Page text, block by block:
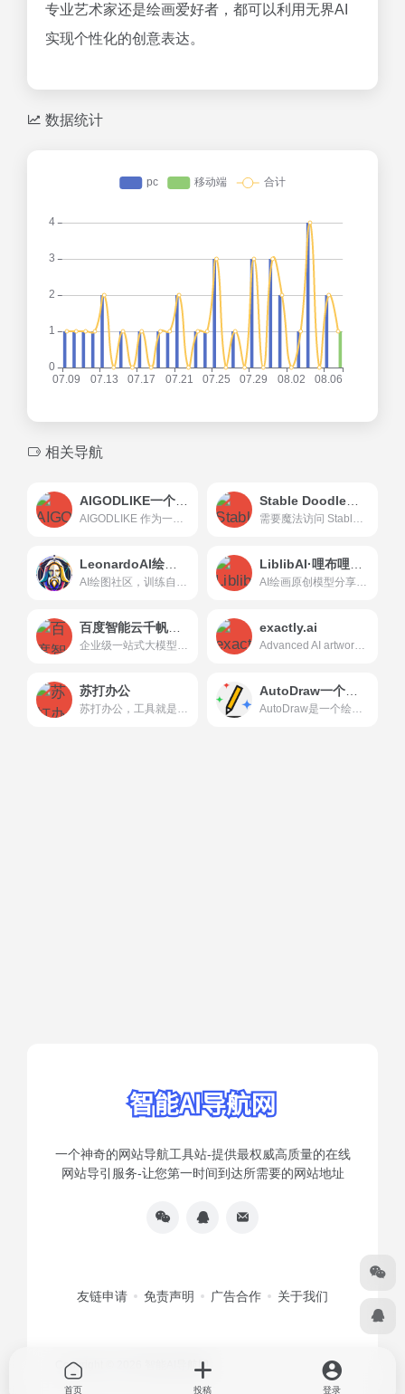
专业艺术家还是绘画爱好者，都可以利用无界AI
实现个性化的创意表达。
数据统计
相关导航
AIGODLIKE一个开源 AI 冒险社区
AIGODLIKE 作为一个开源 AI 冒险社区，为 AI 爱好者和专业人士提供了一个分享、学习和交流的平台。通过丰富的功能和实时更新的内容，AIGODLIKE 旨在激发社区成员的创造力，推动 AI...来吧，冒险者！一起在这里建设不一样的AI开源社区~为开源与勇气而战！
Stable Doodle一款草图转图像AI工具
需要魔法访问 Stable Doodle是由Stabilit...
LeonardoAI绘图社区
AI绘图社区，训练自己的游戏资产模型Generate production quality assets for your creative projects with AI-driven speed and style-consistency.
LiblibAI·哩布哩布AI【官网】
AI绘画原创模型分享社区，10万+模型免费下载;原汁原味的webUI、comfyUI，在线AI绘图工具免费使用;还可在线进行模型训练。欢迎每一位创作者加入，共同探索AI绘画
百度智能云千帆大模型平台
企业级一站式大模型与AI原生应用开发及服务平台，提供最全面易用的生成式人工智能模型开发、应用开发全流程工具链
exactly.ai
Advanced AI artwork creation platform for artists that understands your style, creates inspiring images and streamlines your creative process
苏打办公
苏打办公，工具就是全，提高办公生活效率，全网最好用的办公导航，优质海量工具
AutoDraw一个在线绘图工具
AutoDraw是一个绘图工具，它使用机器学习和天才艺术家的绘画来帮助每个人快速轻松地创建视觉效果。它的特色是一个建议工具，可以猜测数以百计的图纸，可以在任何设备上使用。它是...AutoDraw
一个神奇的网站导航工具站-提供最权威高质量的在线
网站导引服务-让您第一时间到达所需要的网站地址
友链申请 免责声明 广告合作 关于我们
Copyright © 2026 智能AI导航网
首页 投稿 登录